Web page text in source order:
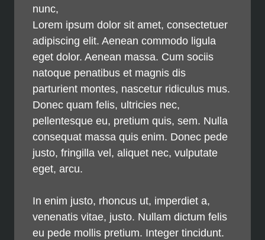
nunc,
Lorem ipsum dolor sit amet, consectetuer
adipiscing elit. Aenean commodo ligula
eget dolor. Aenean massa. Cum sociis
natoque penatibus et magnis dis
parturient montes, nascetur ridiculus mus.
Donec quam felis, ultricies nec,
pellentesque eu, pretium quis, sem. Nulla
consequat massa quis enim. Donec pede
justo, fringilla vel, aliquet nec, vulputate
eget, arcu.
In enim justo, rhoncus ut, imperdiet a,
venenatis vitae, justo. Nullam dictum felis
eu pede mollis pretium. Integer tincidunt.